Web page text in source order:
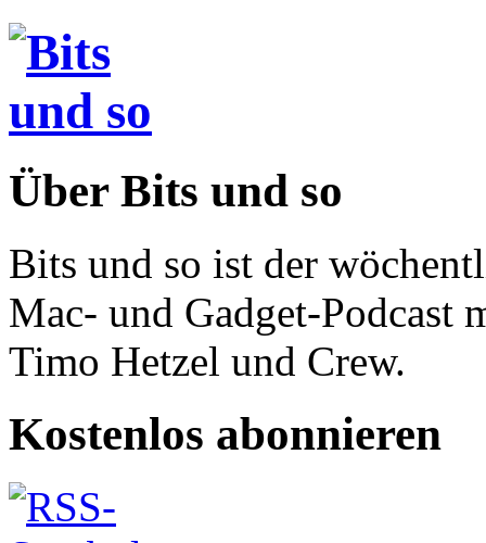
Über Bits und so
Bits und so ist der
Mac- und Gadget-Podcast
Timo Hetzel und Crew.
Kostenlos abonnieren